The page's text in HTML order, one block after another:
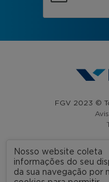
FGV 2023 ©
Nosso website coleta
informações do seu
da sua navegação por